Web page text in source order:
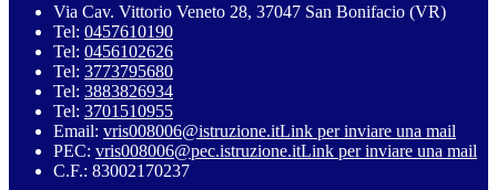
Via Cav. Vittorio Veneto 28, 37047 San Bonifacio (VR)
Tel: 0457610190
Tel: 0456102626
Tel: 3773795680
Tel: 3883826934
Tel: 3701510955
Email: vris008006@istruzione.itLink per inviare una mail
PEC: vris008006@pec.istruzione.itLink per inviare una mail
C.F.: 83002170237